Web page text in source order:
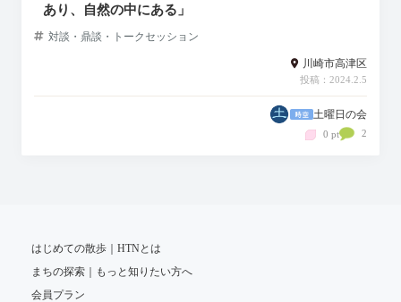
あり、自然の中にある」
対談・鼎談・トークセッション
川崎市高津区
投稿：2024.2.5
土曜日の会
0 pt 2
はじめての散歩｜HTNとは
まちの探索｜もっと知りたい方へ
会員プラン